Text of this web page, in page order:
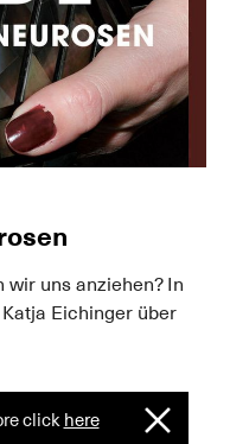
click
I
here
wir uns anziehen? In
Eichinger über